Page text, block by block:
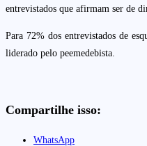
entrevistados que afirmam ser de
Para 72% dos entrevistados de
liderado pelo peemedebista.
Compartilhe isso:
WhatsApp